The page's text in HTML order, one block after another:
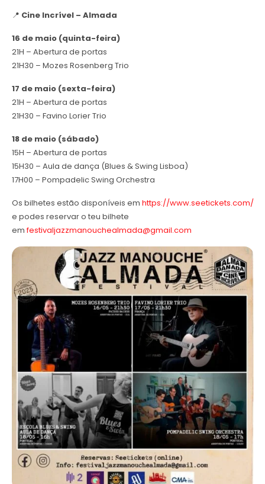
📍 Cine Incrível – Almada
16 de maio (quinta-feira)
21H – Abertura de portas
21H30 – Mozes Rosenberg Trio
17 de maio (sexta-feira)
21H – Abertura de portas
21H30 – Favino Lorier Trio
18 de maio (sábado)
15H – Abertura de portas
15H30 – Aula de dança (Blues & Swing Lisboa)
17H00 – Pompadelic Swing Orchestra
Os bilhetes estão disponíveis em https://www.seetickets.com/
e podes reservar o teu bilhete
emfestivaljazzmanouchealmada@gmail.com